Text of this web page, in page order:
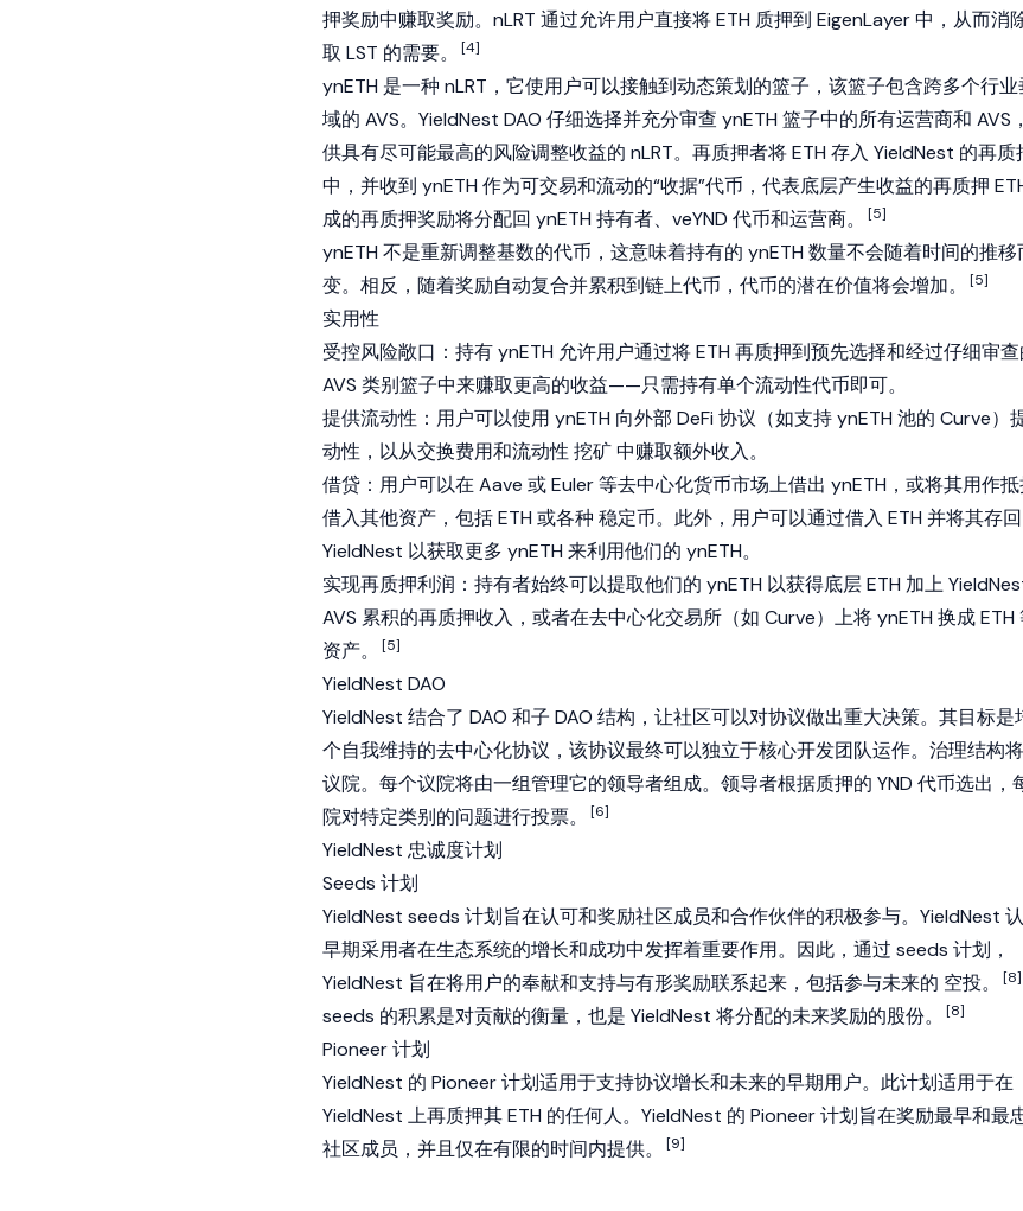
押奖励中赚取奖励。nLRT 通过允许用户直接将 ETH 质押到 EigenLayer 中，从而消
取 LST 的需要。
[4]
ynETH 是一种 nLRT，它使用户可以接触到动态策划的篮子，该篮子包含跨多个行业
域的 AVS。YieldNest DAO 仔细选择并充分审查 ynETH 篮子中的所有运营商和 AVS
供具有尽可能最高的风险调整收益的 nLRT。再质押者将 ETH 存入 YieldNest 的再质
中，并收到 ynETH 作为可交易和流动的“收据”代币，代表底层产生收益的再质押
成的再质押奖励将分配回 ynETH 持有者、veYND 代币和运营商。
[5]
ynETH 不是重新调整基数的代币，这意味着持有的 ynETH 数量不会随着时间的推移
变。相反，随着奖励自动复合并累积到链上代币，代币的潜在价值将会增加。
[5]
实用性
受控风险敞口：持有 ynETH 允许用户通过将 ETH 再质押到预先选择和经过仔细审查
AVS 类别篮子中来赚取更高的收益——只需持有单个流动性代币即可。
提供流动性：用户可以使用 ynETH 向外部 DeFi 协议（如支持 ynETH 池的 Curve）
动性，以从交换费用和流动性 挖矿中赚取额外收入。
借贷：用户可以在 Aave 或 Euler 等去中心化货币市场上借出 ynETH，或将其用作
借入其他资产，包括 ETH 或各种 稳定币。此外，用户可以通过借入 ETH 并将其存回
YieldNest 以获取更多 ynETH 来利用他们的 ynETH。
实现再质押利润：持有者始终可以提取他们的 ynETH 以获得底层 ETH 加上
AVS 累积的再质押收入，或者在去中心化交易所（如 Curve）上将 ynETH 换成 ETH
资产。
[5]
YieldNest DAO
YieldNest 结合了 DAO 和子 DAO 结构，让社区可以对协议做出重大决策。其目标是
个自我维持的去中心化协议，该协议最终可以独立于核心开发团队运作。治理结构
议院。每个议院将由一组管理它的领导者组成。领导者根据质押的 YND 代币选出，
院对特定类别的问题进行投票。
[6]
YieldNest 忠诚度计划
Seeds 计划
YieldNest seeds 计划旨在认可和奖励社区成员和合作伙伴的积极参与。YieldNest 认
早期采用者在生态系统的增长和成功中发挥着重要作用。因此，通过 seeds 计划，
YieldNest 旨在将用户的奉献和支持与有形奖励联系起来，包括参与未来的 空投。 [8]
seeds 的积累是对贡献的衡量，也是 YieldNest 将分配的未来奖励的股份。 [8]
Pioneer 计划
YieldNest 的 Pioneer 计划适用于支持协议增长和未来的早期用户。此计划适用于在
YieldNest 上再质押其 ETH 的任何人。YieldNest 的 Pioneer 计划旨在奖励最早和最
社区成员，并且仅在有限的时间内提供。
[9]